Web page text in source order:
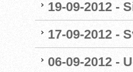
19-09-2012 -
17-09-2012 -
06-09-2012 -